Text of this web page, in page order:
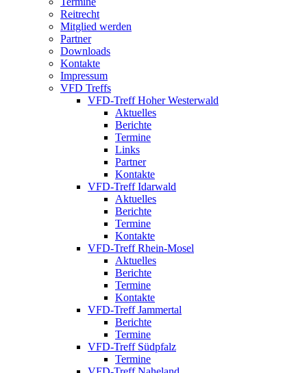
Reitrecht
Mitglied werden
Partner
Downloads
Kontakte
Impressum
VFD Treffs
VFD-Treff Hoher Westerwald
Aktuelles
Berichte
Termine
Links
Partner
Kontakte
VFD-Treff Idarwald
Aktuelles
Berichte
Termine
Kontakte
VFD-Treff Rhein-Mosel
Aktuelles
Berichte
Termine
Kontakte
VFD-Treff Jammertal
Berichte
Termine
VFD-Treff Südpfalz
Termine